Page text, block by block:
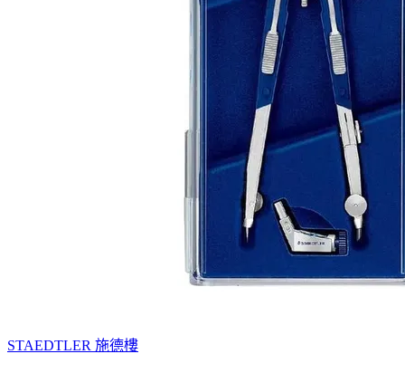
STAEDTLER 施德樓